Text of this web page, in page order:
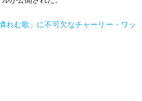
れむ歌」に不可欠なチャーリー・ワッ